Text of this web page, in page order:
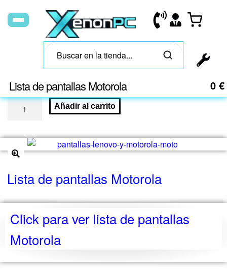
Lista de pantallas Motorola 0 €
Añadir al carrito
Lista de pantallas Motorola
Click para ver lista de pantallas
Motorola